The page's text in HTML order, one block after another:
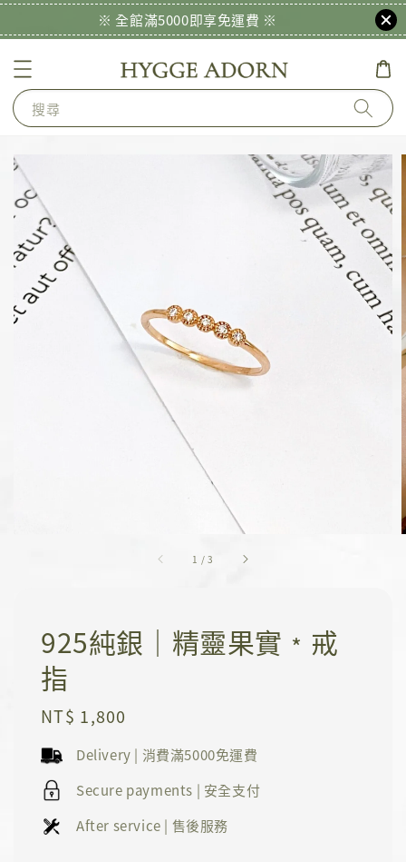
※ 全館滿5000即享免運費 ※
搜尋
1 /3
925純銀｜精靈果實﹡戒
指
Regular
NT$ 1,800
Delivery | 消費滿5000免運費
Secure payments | 安全支付
After service | 售後服務